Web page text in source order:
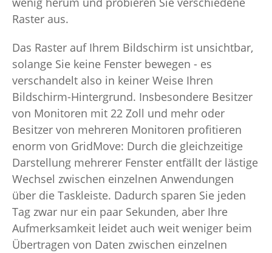
Raster aus.
Das Raster auf Ihrem Bildschirm ist unsichtbar,
solange Sie keine Fenster bewegen - es
verschandelt also in keiner Weise Ihren
Bildschirm-Hintergrund. Insbesondere Besitzer
von Monitoren mit 22 Zoll und mehr oder
Besitzer von mehreren Monitoren profitieren
enorm von GridMove: Durch die gleichzeitige
Darstellung mehrerer Fenster entfällt der lästige
Wechsel zwischen einzelnen Anwendungen
über die Taskleiste. Dadurch sparen Sie jeden
Tag zwar nur ein paar Sekunden, aber Ihre
Aufmerksamkeit leidet auch weit weniger beim
Übertragen von Daten zwischen einzelnen